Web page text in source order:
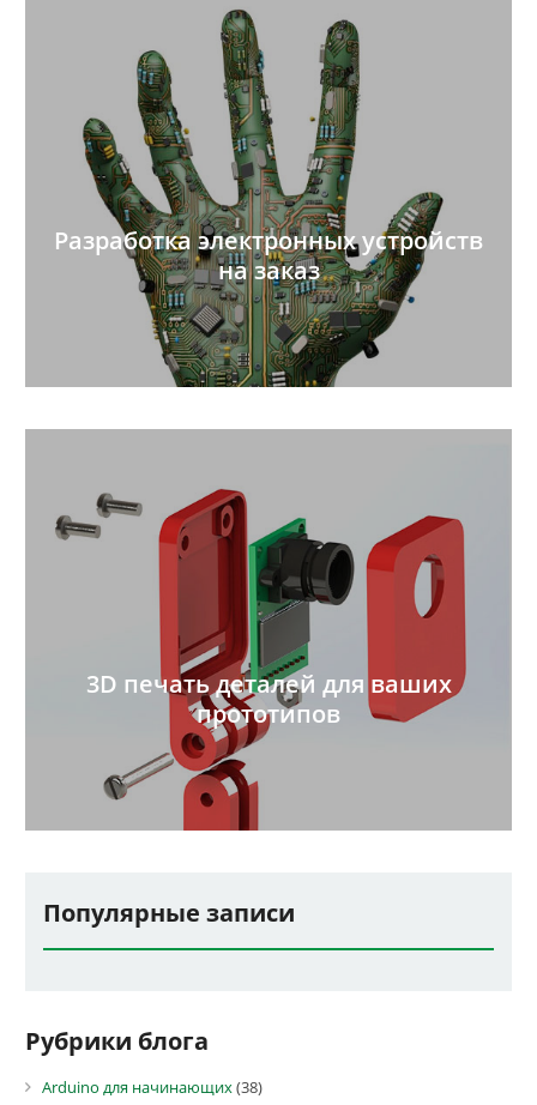
Разработка электронных устройств
на заказ
3D печать деталей для ваших
прототипов
Популярные записи
Рубрики блога
Arduino для начинающих(38)